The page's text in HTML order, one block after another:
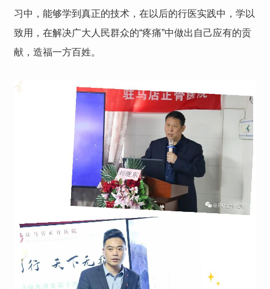
习中，能够学到真正的技术，在以后的行医实践中，学以
致用，在解决广大人民群众的“疼痛”中做出自己应有的贡
献，造福一方百姓。